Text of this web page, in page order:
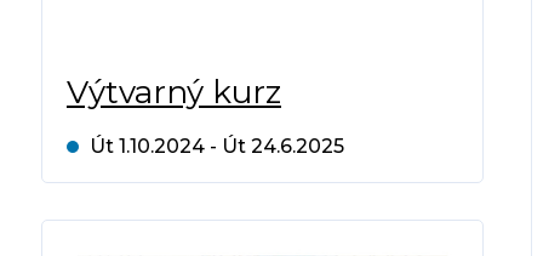
Výtvarný kurz
Út 1.10.2024 - Út 24.6.2025